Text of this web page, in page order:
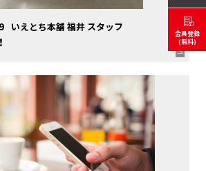
いえとち本舗 福井 スタッフ
会員登録
(無料)